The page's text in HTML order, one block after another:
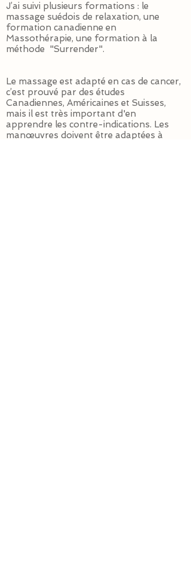
J’ai suivi plusieurs formations : le
massage suédois de relaxation, une
formation canadienne en
Massothérapie, une formation à la
méthode "Surrender".
Le massage est adapté en cas de cancer,
c’est prouvé par des études
Canadiennes, Américaines et Suisses,
mais il est très important d'en
apprendre les contre-indications. Les
manœuvres doivent être adaptées à